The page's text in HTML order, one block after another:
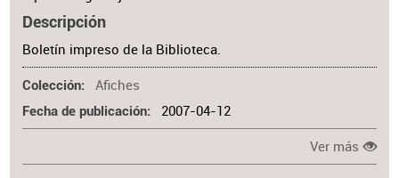
Descripción
Boletín impreso de la Biblioteca.
Colección Afiches
Fecha de publicación 2007-04-12
Ver más